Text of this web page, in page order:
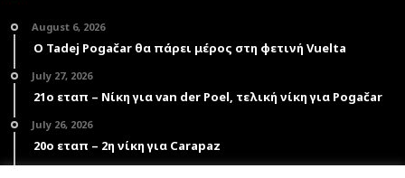
August 6, 2026
Ο Tadej Pogačar θα πάρει μέρος στη φετινή Vuelta
July 27, 2026
21ο εταπ – Νίκη για van der Poel, τελική νίκη για Pogačar
July 26, 2026
20ο εταπ – 2η νίκη για Carapaz